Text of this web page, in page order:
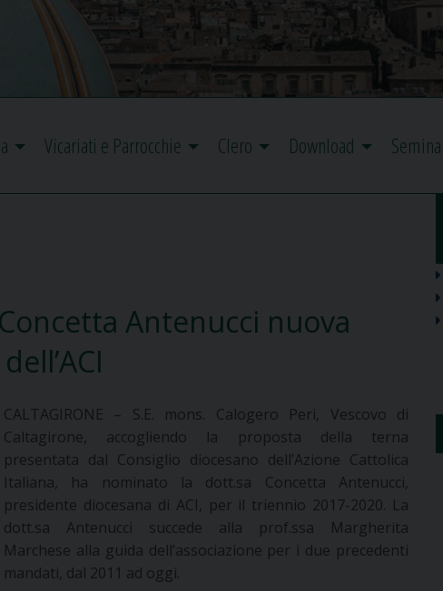
Vicariati e Parrocchie Clero Download
Antenucci nuova
CALTAGIRONE – S.E. mons. Calogero Peri, Vescovo di
Caltagirone, accogliendo la proposta della terna
presentata dal Consiglio diocesano dell’Azione Cattolica
Italiana, ha nominato la dott.sa Concetta Antenucci,
presidente diocesana di ACI, per il triennio 2017-2020. La
dott.sa Antenucci succede alla prof.ssa Margherita
Marchese alla guida dell’associazione per i due precedenti
mandati, dal 2011 ad oggi.